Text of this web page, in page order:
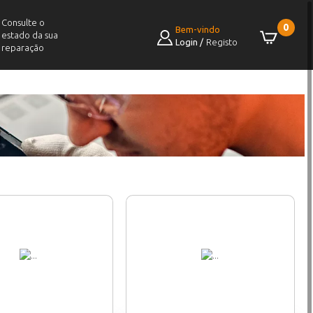
Consulte o
estado da sua
reparação
0
Bem-vindo
Login / Registo